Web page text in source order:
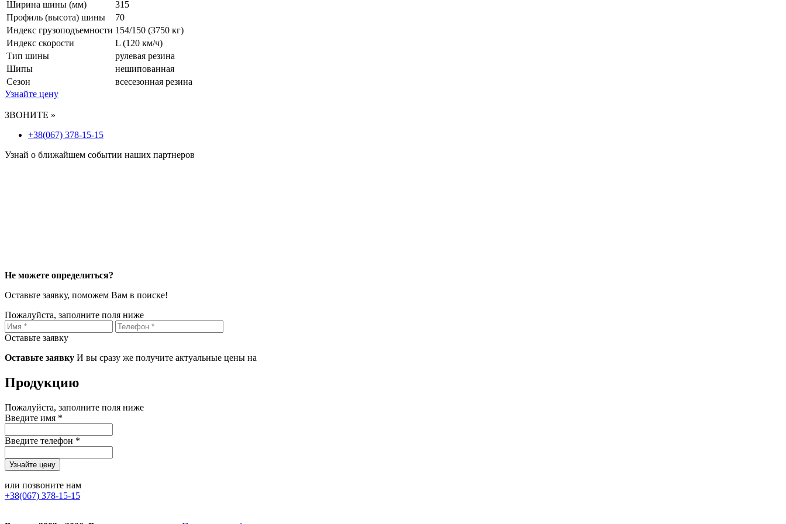
Ширина шины (мм)
315
Профиль (высота) шины
70
Индекс грузоподъемности 154/150 (3750 кг)
Индекс скорости
L (120 км/ч)
Тип шины
рулевая резина
Шипы
нешипованная
Сезон
всесезонная резина
Узнайте цену
ЗВОНИТЕ »
+38(067) 378-15-15
Узнай о ближайшем событии наших партнеров
Не можете определиться?
Оставьте заявку, поможем Вам в поиске!
Пожалуйста, заполните поля ниже
Оставьте заявку
Оставьте заявку И вы сразу же получите актуальные цены на
Продукцию
Пожалуйста, заполните поля ниже
Введите имя *
Введите телефон *
или позвоните нам
+38(067) 378-15-15